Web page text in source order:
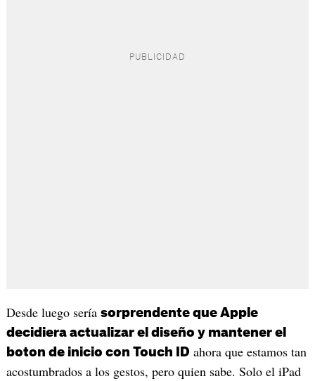
Desde luego sería sorprendente que Apple
decidiera actualizar el diseño y mantener el
boton de inicio con Touch ID ahora que estamos tan
acostumbrados a los gestos, pero quien sabe. Solo el iPad